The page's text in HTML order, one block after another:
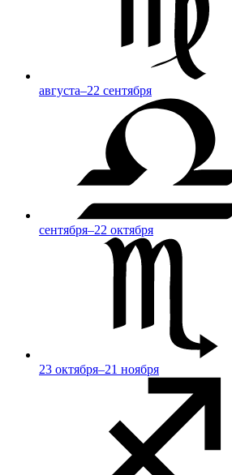
августа–22 сентября
сентября–22 октября
23 октября–21 ноября